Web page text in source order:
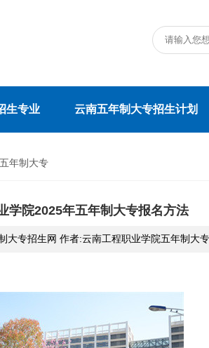
生专业 云南五年制大专招生计划
年制大专
学院2025年五年制大专报名方法
大专招生网 作者:云南工程职业学院五年制大